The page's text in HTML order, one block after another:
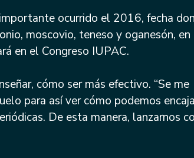
ocurrido el 2016, fecha
moscovio, teneso y oganesón, en
en el Congreso IUPAC.
cómo ser más efectivo. “Se me
para así ver cómo podemos
De esta manera, lanzarnos